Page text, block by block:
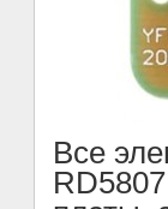
Все